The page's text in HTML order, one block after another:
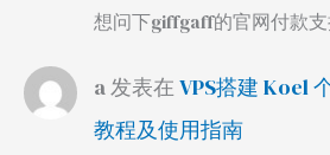
想问下giffgaff的官网付款
a发表在 VPS搭建 Koel
教程及使用指南